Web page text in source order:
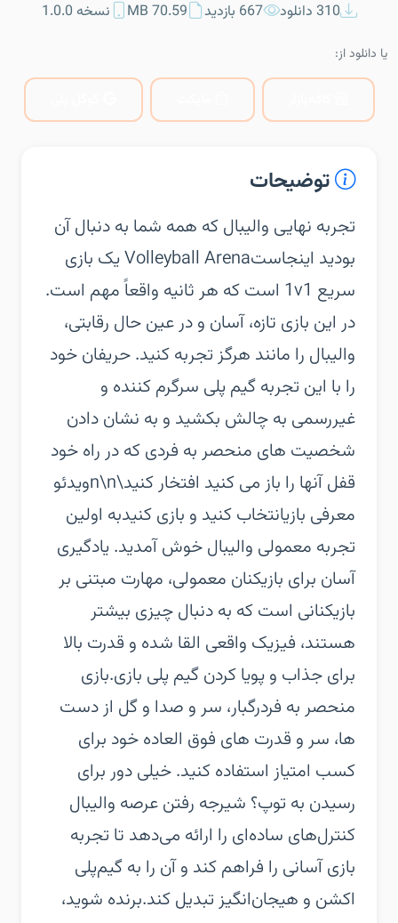
310 دانلود 667 بازدید 70.59 MB نسخه 1.0.0
یا دانلود از:
توضیحات
‏‏تجربه نهایی والیبال که همه شما به دنبال آن
بودید اینجاست‏Volleyball Arena یک بازی
سریع 1v1 است که هر ثانیه واقعاً مهم است.
در این بازی تازه، آسان و در عین حال رقابتی،
والیبال را مانند هرگز تجربه کنید. حریفان خود
را با این تجربه گیم پلی سرگرم کننده و
غیررسمی به چالش بکشید و به نشان دادن
شخصیت های منحصر به فردی که در راه خود
قفل آنها را باز می کنید افتخار کنید\n\nویدئو
معرفی بازی‏انتخاب کنید و بازی کنید‏به اولین
تجربه معمولی والیبال خوش آمدید. یادگیری
آسان برای بازیکنان معمولی، مهارت مبتنی بر
بازیکنانی است که به دنبال چیزی بیشتر
هستند، فیزیک واقعی القا شده و قدرت بالا
برای جذاب و پویا کردن گیم پلی بازی.‏بازی
منحصر به فرد‏رگبار، سر و صدا و گل از دست
ها، سر و قدرت های فوق العاده خود برای
کسب امتیاز استفاده کنید. خیلی دور برای
رسیدن به توپ؟ شیرجه رفتن عرصه والیبال
کنترل‌های ساده‌ای را ارائه می‌دهد تا تجربه
بازی آسانی را فراهم کند و آن را به گیم‌پلی
اکشن و هیجان‌انگیز تبدیل کند.‏برنده شوید،